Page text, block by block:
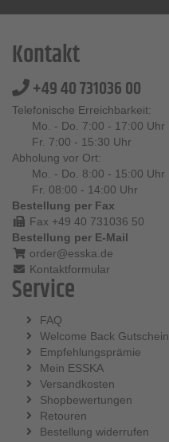
Kontakt
+49 40 731036 00
Telefonische Erreichbarkeit:
Mo. - Do. 7:00 - 17:00 Uhr
Fr. 7:00 - 15:30 Uhr
Abholung vor Ort:
Mo. - Do. 8:00 - 15:00 Uhr
Fr. 08:00 - 14:00 Uhr
Bestellung per Fax
Fax +49 40 731036 50
Bestellung per E-Mail
order@esska.de
Kontaktformular
Service
FAQ
Welcome Back Gutschein
Empfehlungsprämie
Mein ESSKA
Versandkosten
Shopbewertungen
Retouren
Bestellung widerrufen